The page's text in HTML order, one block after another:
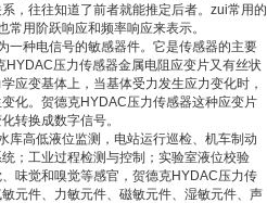
，往往知道了前者就能推定后者。zui常用的
用阶跃响应和频率响应来表示。
一种电信号的敏感器件。它是传感器的主要
压力传感器金属电阻应变片又有丝状
应变基体上，当基体受力发生应力变化时，
化。贺德克HYDAC压力传感器这种应变片
转换成数字信号。
库高低液位监测，电站运行巡检、机车制动
；工业过程检测与控制；实验室液位校验
味觉和嗅觉等感官，贺德克HYDAC压力传
元件、力敏元件、磁敏元件、湿敏元件、声